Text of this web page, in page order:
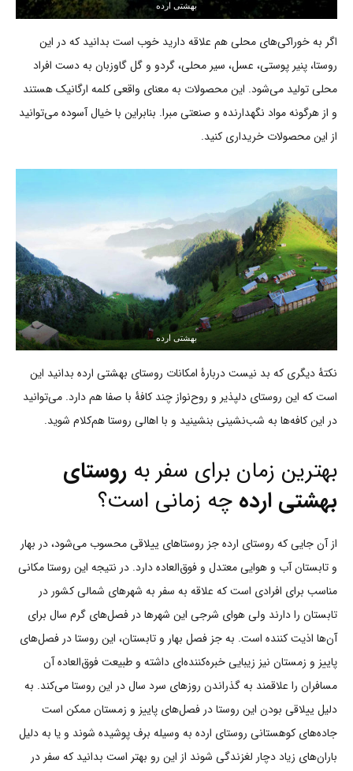
بهشتی ارده
اگر به خوراکی‌های محلی هم علاقه دارید خوب است بدانید که در این
روستا، پنیر پوستی، عسل، سیر محلی، گردو و گل گاوزبان به دست افراد
محلی تولید می‌شود. این محصولات به معنای واقعی کلمه ارگانیک هستند
و از هرگونه مواد نگهدارنده و صنعتی مبرا. بنابراین با خیال آسوده می‌توانید
از این محصولات خریداری کنید.
بهشتی ارده
نکتۀ دیگری که بد نیست دربارۀ امکانات روستای بهشتی ارده بدانید این
است که این روستای دلپذیر و روح‌نواز چند کافۀ با صفا هم دارد. می‌توانید
در این کافه‌ها به شب‌‌نشینی بنشینید و با اهالی روستا هم‌کلام شوید.
بهترین زمان برای سفر به روستای
بهشتی ارده چه زمانی است؟
از آن جایی که روستای ارده جز روستاهای ییلاقی محسوب می‌شود، در بهار
و تابستان آب و هوایی معتدل و فوق‌العاده دارد. در نتیجه این روستا مکانی
مناسب برای افرادی است که علاقه به سفر به شهرهای شمالی کشور در
تابستان را دارند ولی هوای شرجی این شهرها در فصل‌های گرم سال برای
آن‌ها اذیت کننده است. به جز فصل بهار و تابستان، این روستا در فصل‌های
پاییز و زمستان نیز زیبایی خبره‌کننده‌ای داشته و طبیعت فوق‌العاده آن
مسافران را علاقمند به گذراندن روزهای سرد سال در این روستا می‌کند. به
دلیل ییلاقی بودن این روستا در فصل‌های پاییز و زمستان ممکن است
جاده‌های کوهستانی روستای ارده به وسیله برف پوشیده شوند و یا به دلیل
باران‌های زیاد دچار لغزندگی شوند از این رو بهتر است بدانید که سفر در